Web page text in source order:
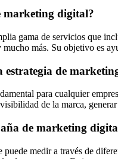
marketing digital?
gama de servicios que
más. Su objetivo es
estrategia de
para cualquier
de la marca,
de marketing
medir a través de